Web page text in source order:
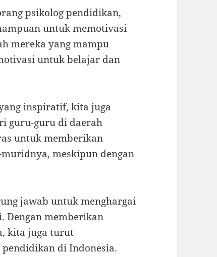
psikolog pendidikan,
untuk memotivasi
mereka yang mampu
untuk belajar dan
inspiratif, kita juga
guru-guru di daerah
untuk memberikan
meskipun dengan
jawab untuk menghargai
Dengan memberikan
kita juga turut
di Indonesia.